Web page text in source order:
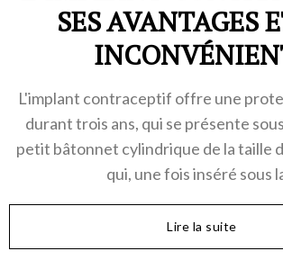
SES AVANTAGES
L'implant contraceptif offre une
durant trois ans, qui se présente
petit bâtonnet cylindrique de la taille
qui, une fois inséré sous
Lire la suite